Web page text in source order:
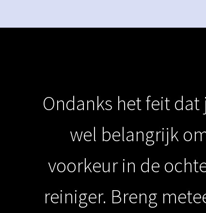
Ondanks het feit
wel belangrijk
voorkeur in de
reiniger. Breng